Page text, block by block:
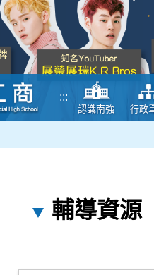
:::
認識南強 行政
輔導資源